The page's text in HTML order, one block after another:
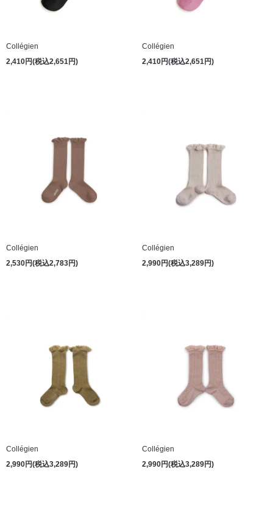
Collégien
2,410円(税込2,651円)
Collégien
2,410円(税込2,651円)
Collégien
2,530円(税込2,783円)
Collégien
2,990円(税込3,289円)
Collégien
2,990円(税込3,289円)
Collégien
2,990円(税込3,289円)